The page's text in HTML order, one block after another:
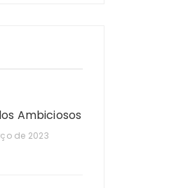
Ambiciosos
de 2023